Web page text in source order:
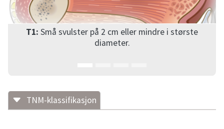
T1: Små svulster på 2 cm eller mindre i største
diameter.
TNM-klassifikasjon